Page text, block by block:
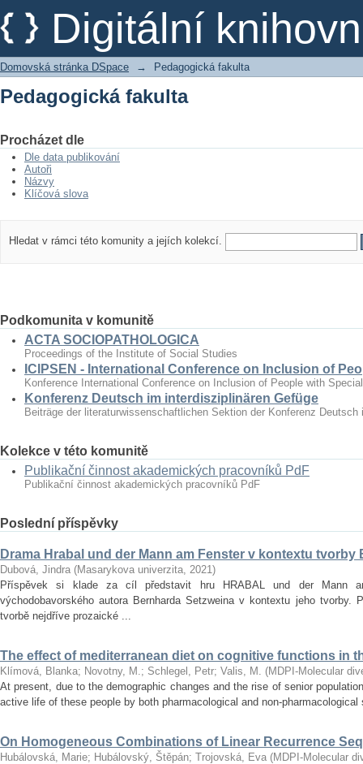
Digitální
Pedagogická fakulta
Domovská stránka DSpace → Pedagogická fakulta
Pedagogická fakulta
Procházet dle
Dle data publikování
Autoři
Názvy
Klíčová slova
Hledat v rámci této komunity a jejích kolekcí.
Podkomunita v komunitě
ACTA SOCIOPATHOLOGICA
Proceedings of the Institute of Social Studies
ICIPSEN - International Conference on Inclusion of
Konference International Conference on Inclusion of People with
Konferenz Deutsch im interdisziplinären Gefüge
Beiträge der literaturwissenschaftlichen Sektion der Konferenz
Kolekce v této komunitě
Publikační činnost akademických pracovníků PdF
Publikační činnost akademických pracovníků PdF
Poslední příspěvky
Drama Hrabal und der Mann am Fenster v kontextu tvorby
Dubová, Jindra (Masarykova univerzita, 2021)
Příspěvek si klade za cíl představit hru HRABAL und der Mann
východobavorského autora Bernharda Setzweina v kontextu jeho tvorby.
tvorbě nejdříve prozaické ...
The effect of mediterranean diet on cognitive functions in
Klímová, Blanka; Novotny, M.; Schlegel, Petr; Valis, M. (MDPI-Molecular
At present, due to the demographic changes and the rise of senior
active life of these people by both pharmacological and
On Homogeneous Combinations of Linear Recurrence
Hubálovská, Marie; Hubálovský, Štěpán; Trojovská, Eva (MDPI-Molecular